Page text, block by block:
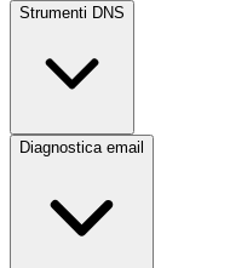
Strumenti DNS
Diagnostica email